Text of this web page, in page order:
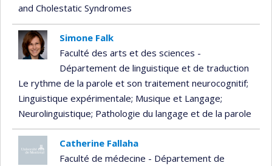
and Cholestatic Syndromes
Simone Falk
Faculté des arts et des sciences -
Département de linguistique et de traduction
Le rythme de la parole et son traitement neurocognitif;
Linguistique expérimentale; Musique et Langage;
Neurolinguistique; Pathologie du langage et de la parole
Catherine Fallaha
Faculté de médecine - Département de